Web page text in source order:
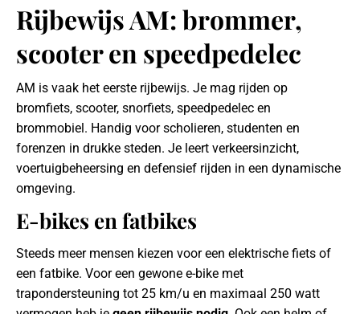
Rijbewijs AM: brommer,
scooter en speedpedelec
AM is vaak het eerste rijbewijs. Je mag rijden op
bromfiets, scooter, snorfiets, speedpedelec en
brommobiel. Handig voor scholieren, studenten en
forenzen in drukke steden. Je leert verkeersinzicht,
voertuigbeheersing en defensief rijden in een dynamische
omgeving.
E-bikes en fatbikes
Steeds meer mensen kiezen voor een elektrische fiets of
een fatbike. Voor een gewone e-bike met
trapondersteuning tot 25 km/u en maximaal 250 watt